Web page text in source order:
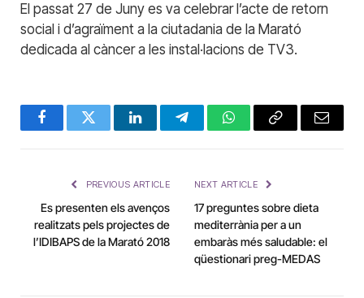
El passat 27 de Juny es va celebrar l’acte de retorn
social i d’agraïment a la ciutadania de la Marató
dedicada al càncer a les instal·lacions de TV3.
FacebookTwitter LinkedInTelegramWhatsAppCopy
Email
PREVIOUS ARTICLE
Es presenten els avenços
realitzats pels projectes de
l’IDIBAPS de la Marató 2018
NEXT ARTICLE
17 preguntes sobre dieta
mediterrània per a un
embaràs més saludable: el
qüestionari preg-MEDAS